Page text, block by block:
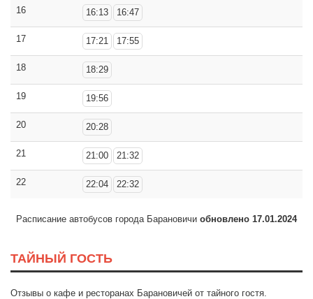
16 16:13 16:47
17 17:21 17:55
18 18:29
19 19:56
20 20:28
21 21:00 21:32
22 22:04 22:32
Расписание автобусов города Барановичи обновлено 17.01.2024
ТАЙНЫЙ ГОСТЬ
Отзывы о кафе и ресторанах Барановичей от тайного гостя.